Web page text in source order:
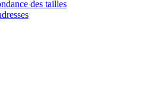
des tailles